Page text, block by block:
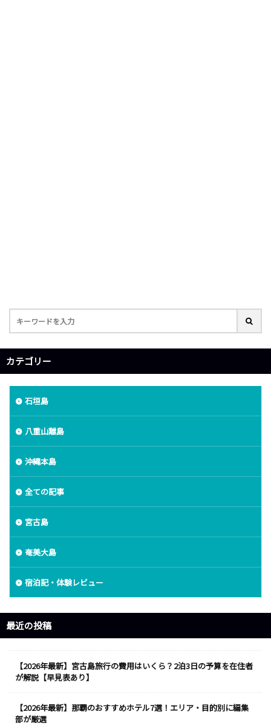
カテゴリー
石垣島
八重山離島
沖縄本島
全ての記事
宮古島
奄美大島
宿泊記・体験レビュー
最近の投稿
【2026年最新】宮古島旅行の費用はいくら？2泊3日の予算を在住者
が解説【早見表あり】
【2026年最新】那覇のおすすめホテル7選！エリア・目的別に編集
部が厳選